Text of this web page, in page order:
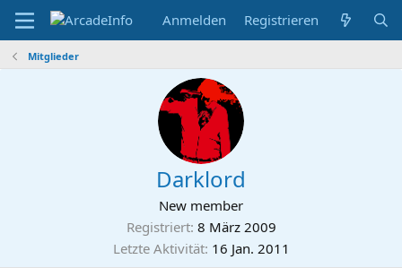
Anmelden Registrieren
Mitglieder
Darklord
New member
Registriert 8 März 2009
Letzte Aktivität 16 Jan. 2011